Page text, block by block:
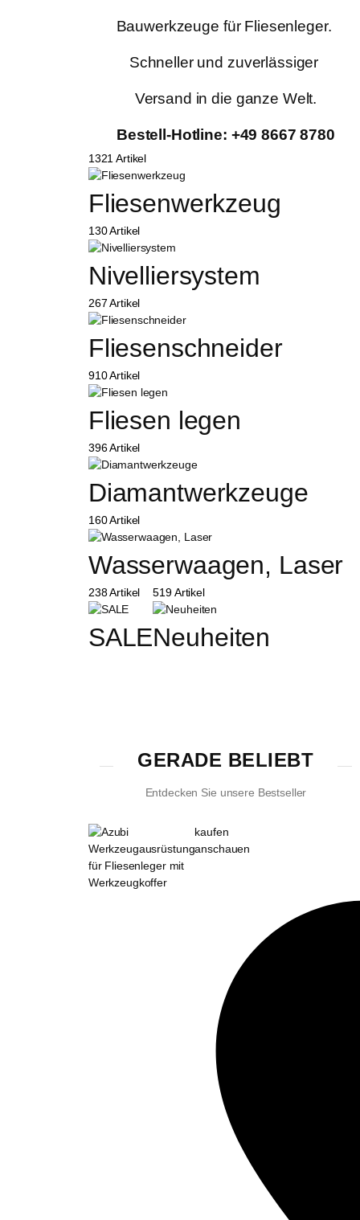
Bauwerkzeuge für Fliesenleger.
Schneller und zuverlässiger
Versand in die ganze Welt.
Bestell-Hotline: +49 8667 8780
1321 Artikel
Fliesenwerkzeug
130 Artikel
Nivelliersystem
267 Artikel
Fliesenschneider
910 Artikel
Fliesen legen
396 Artikel
Diamantwerkzeuge
160 Artikel
Wasserwaagen, Laser
238 Artikel
SALE
519 Artikel
Neuheiten
GERADE BELIEBT
Entdecken Sie unsere Bestseller
kaufen
anschauen